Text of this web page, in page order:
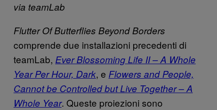
via teamLab
Flutter Of Butterflies Beyond Borders
comprende due installazioni precedenti di
teamLab, Ever Blossoming Life II – A Whole
Year Per Hour, Dark, e Flowers and People,
Cannot be Controlled but Live Together – A
Whole Year. Queste proiezioni sono